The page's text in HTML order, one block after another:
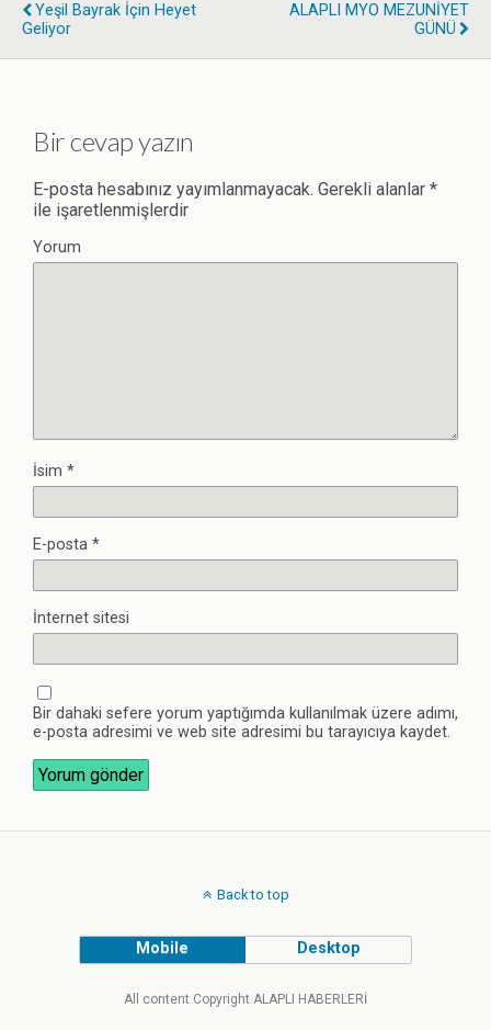
Yeşil Bayrak İçin Heyet
Geliyor
ALAPLI MYO MEZUNİYET
GÜNÜ
Bir cevap yazın
E-posta hesabınız yayımlanmayacak. Gerekli alanlar *
ile işaretlenmişlerdir
Yorum
İsim *
E-posta *
İnternet sitesi
Bir dahaki sefere yorum yaptığımda kullanılmak üzere adımı,
e-posta adresimi ve web site adresimi bu tarayıcıya kaydet.
Back to top
Mobile Desktop
All content Copyright ALAPLI HABERLERİ